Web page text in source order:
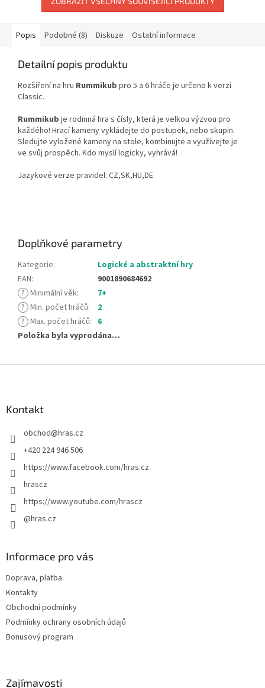
Popis Podobné (8) Diskuze Ostatní informace
Detailní popis produktu
Rozšíření na hru Rummikub pro 5 a 6 hráče je určeno k verzi
Classic.
Rummikub je rodinná hra s čísly, která je velkou výzvou pro
každého! Hrací kameny vykládejte do postupek, nebo skupin.
Sledujte vyložené kameny na stole, kombinujte a využívejte je
ve svůj prospěch. Kdo myslí logicky, vyhrává!
Jazykové verze pravidel: CZ,SK,HU,DE
Doplňkové parametry
Kategorie:
Logické a abstraktní hry
EAN:
9001890684692
? Minimální věk:
7+
? Min. počet hráčů:
2
? Max. počet hráčů: 6
Položka byla vyprodána…
Kontakt
obchod@hras.cz
+420 224 946 506
https://www.facebook.com/hras.cz
hrascz
https://www.youtube.com/hrascz
@hras.cz
Informace pro vás
Doprava, platba
Kontakty
Obchodní podmínky
Podmínky ochrany osobních údajů
Bonusový program
Zajímavosti